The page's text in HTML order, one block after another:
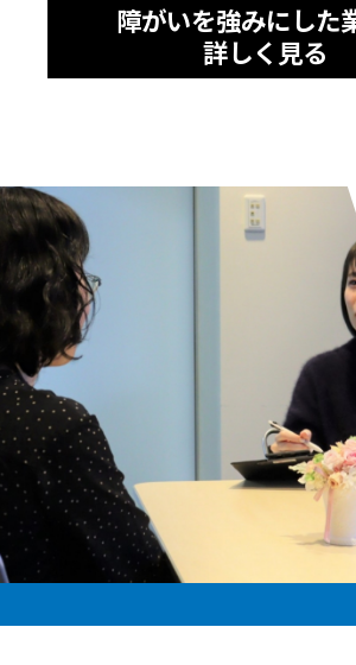
障がいを強みにした
詳しく見る